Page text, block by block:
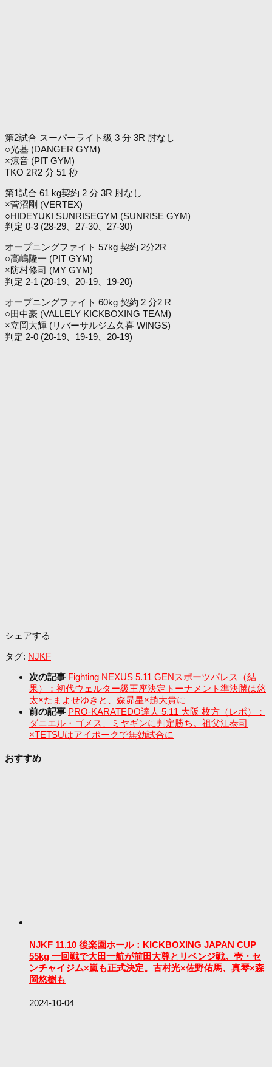
第2試合 スーパーライト級 3 分 3R 肘なし
○光基 (DANGER GYM)
×涼音 (PIT GYM)
TKO 2R2 分 51 秒
第1試合 61 kg契約 2 分 3R 肘なし
×菅沼剛 (VERTEX)
○HIDEYUKI SUNRISEGYM (SUNRISE GYM)
判定 0-3 (28-29、27-30、27-30)
オープニングファイト 57kg 契約 2分2R
○高嶋隆一 (PIT GYM)
×防村修司 (MY GYM)
判定 2-1 (20-19、20-19、19-20)
オープニングファイト 60kg 契約 2 分2 R
○田中豪 (VALLELY KICKBOXING TEAM)
×立岡大輝 (リバーサルジム久喜 WINGS)
判定 2-0 (20-19、19-19、20-19)
シェアする
タグ: NJKF
次の記事 Fighting NEXUS 5.11 GENスポーツパレス（結
果）：初代ウェルター級王座決定トーナメント準決勝は悠
太×たまよせゆきと、森昴星×趙大貴に
前の記事 PRO-KARATEDO達人 5.11 大阪 枚方（レポ）：
ダニエル・ゴメス、ミヤギンに判定勝ち。祖父江泰司
×TETSUはアイポークで無効試合に
おすすめ
NJKF 11.10 後楽園ホール：KICKBOXING JAPAN CUP
55kg 一回戦で大田一航が前田大尊とリベンジ戦。壱・セ
ンチャイジム×嵐も正式決定。古村光×佐野佑馬、真琴×森
岡悠樹も
2024-10-04